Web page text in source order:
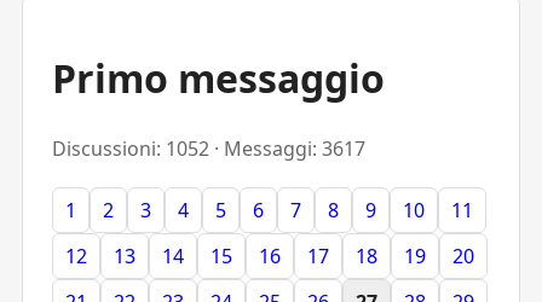
Primo messaggio
Discussioni: 1052 · Messaggi: 3617
1 2 3 4 5 6 7 8 9 10
11
12
13 14 15 16 17 18 19
20